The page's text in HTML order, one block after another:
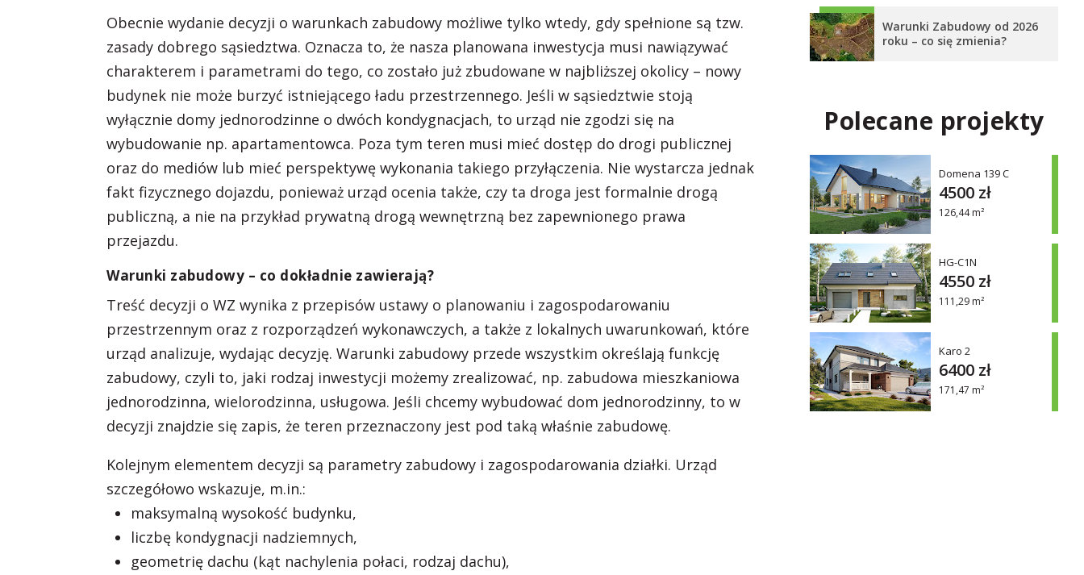
Obecnie wydanie decyzji o warunkach zabudowy możliwe tylko wtedy, gdy spełnione są tzw.
zasady dobrego sąsiedztwa. Oznacza to, że nasza planowana inwestycja musi nawiązywać
charakterem i parametrami do tego, co zostało już zbudowane w najbliższej okolicy – nowy
budynek nie może burzyć istniejącego ładu przestrzennego. Jeśli w sąsiedztwie stoją
wyłącznie domy jednorodzinne o dwóch kondygnacjach, to urząd nie zgodzi się na
wybudowanie np. apartamentowca. Poza tym teren musi mieć dostęp do drogi publicznej
oraz do mediów lub mieć perspektywę wykonania takiego przyłączenia. Nie wystarcza jednak
fakt fizycznego dojazdu, ponieważ urząd ocenia także, czy ta droga jest formalnie drogą
publiczną, a nie na przykład prywatną drogą wewnętrzną bez zapewnionego prawa
przejazdu.
Warunki zabudowy – co dokładnie zawierają?
Treść decyzji o WZ wynika z przepisów ustawy o planowaniu i zagospodarowaniu
przestrzennym oraz z rozporządzeń wykonawczych, a także z lokalnych uwarunkowań, które
urząd analizuje, wydając decyzję. Warunki zabudowy przede wszystkim określają funkcję
zabudowy, czyli to, jaki rodzaj inwestycji możemy zrealizować, np. zabudowa mieszkaniowa
jednorodzinna, wielorodzinna, usługowa. Jeśli chcemy wybudować dom jednorodzinny, to w
decyzji znajdzie się zapis, że teren przeznaczony jest pod taką właśnie zabudowę.
Kolejnym elementem decyzji są parametry zabudowy i zagospodarowania działki. Urząd
szczegółowo wskazuje, m.in.:
maksymalną wysokość budynku,
liczbę kondygnacji nadziemnych,
geometrię dachu (kąt nachylenia połaci, rodzaj dachu),
Warunki Zabudowy od 2026
roku – co się zmienia?
Polecane projekty
Domena 139 C
126,44 m²
4500 zł
HG-C1N
111,29 m²
4550 zł
Karo 2
171,47 m²
6400 zł